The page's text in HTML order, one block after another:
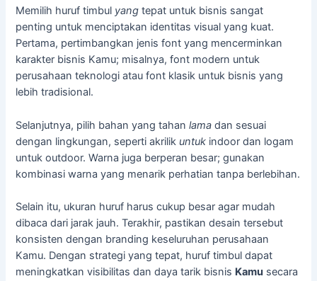
Memilih huruf timbul yang tepat untuk bisnis sangat
penting untuk menciptakan identitas visual yang kuat.
Pertama, pertimbangkan jenis font yang mencerminkan
karakter bisnis Kamu; misalnya, font modern untuk
perusahaan teknologi atau font klasik untuk bisnis yang
lebih tradisional.
Selanjutnya, pilih bahan yang tahanlama dan sesuai
dengan lingkungan, seperti akrilik untuk indoor dan logam
untuk outdoor. Warna juga berperan besar; gunakan
kombinasi warna yang menarik perhatian tanpa berlebihan.
Selain itu, ukuran huruf harus cukup besar agar mudah
dibaca dari jarak jauh. Terakhir, pastikan desain tersebut
konsisten dengan branding keseluruhan perusahaan
Kamu. Dengan strategi yang tepat, huruf timbul dapat
meningkatkan visibilitas dan daya tarik bisnis Kamu secara